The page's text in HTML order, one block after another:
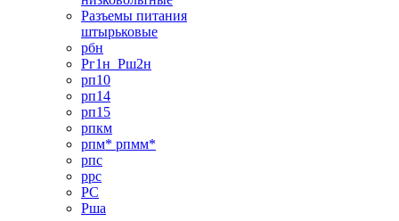
Разъемы питания
штырьковые
рбн
Рг1н_Рш2н
рп10
рп14
рп15
рпкм
рпм* рпмм*
рпс
ррс
РС
Рша